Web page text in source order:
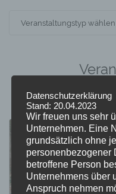
Datenschutzerklärung
Stand: 20.04.2023
Wir freuen uns sehr
Unternehmen. Eine
grundsätzlich ohne
personenbezogener
betroffene Person
Unternehmens über
Anspruch nehmen